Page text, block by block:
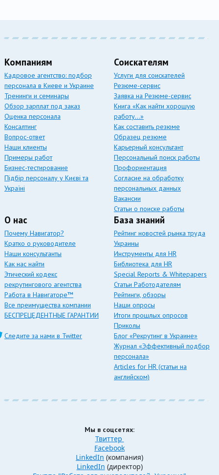
Компаниям
Кадровое агентство: подбор
персонала в Киеве и Украине
Тренинги и семинары
Обзор зарплат под заказ
Оценка персонала
Консалтинг
Вопрос-ответ
Наши клиенты
Примеры работ
Бизнес-тестирование
Підбір персоналу у Києві та
Україні
Соискателям
Услуги для соискателей
Резюме-сервис
Заявка на Резюме-сервис
Книга «Как найти хорошую
работу…»
Как составить резюме
Образец резюме
Карьерный консультант
Персональный поиск работы
Профориентация
Согласие на обработку
персональных данных
Вакансии
Статьи о поиске работы
О нас
Почему Навигатор?
Кратко о руководителе
Наши консультанты
Как нас найти
Этический кодекс
рекрутингового агентства
Работа в Навигаторе™
Все преимущества компании
БЕСПРЕЦЕДЕНТНЫЕ ГАРАНТИИ
Следите за нами в Twitter
База знаний
Рейтинг новостей рынка труда
Украины
Инструменты для HR
Библиотека для HR
Special Reports & Whitepapers
Статьи Работодателям
Рейтинги, обзоры
Наши опросы
Итоги прошлых опросов
Приколы
Блог «Рекрутинг в Украине»
Журнал «Эффективный подбор
персонала»
Articles for HR (статьи на
английском)
Мы в соцсетях:
Твиттер
Facebook
LinkedIn (компания)
LinkedIn (директор)